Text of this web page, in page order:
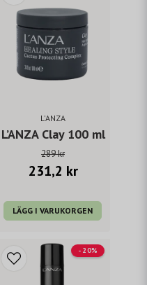
L'ANZA
L’ANZA Clay 100 ml
289 kr
231,2 kr
LÄGG I VARUKORGEN
- 20%